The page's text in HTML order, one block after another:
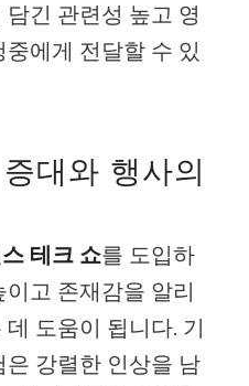
긴 관련성 높고 영
에게 전달할 수 있
대와 행사의
테크 쇼를 도입하
고 존재감을 알리
도움이 됩니다. 기
강렬한 인상을 남